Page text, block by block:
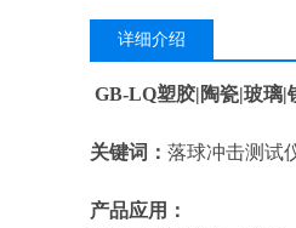
详细介绍
GB-LQ塑胶|陶瓷|玻璃|
关键词： 落球冲击测试
产品应用：